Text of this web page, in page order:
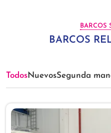
BARCOS
BARCOS
TodosNuevosSegunda